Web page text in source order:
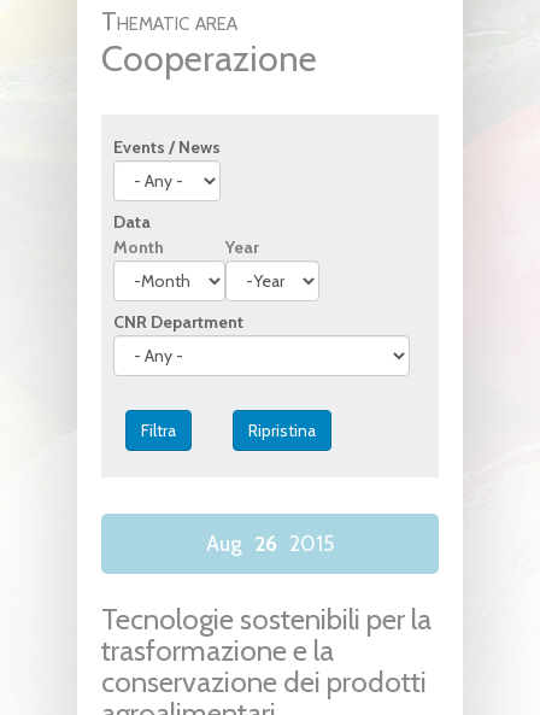
Thematic area
Cooperazione
Events / News
Data
Month
Year
CNR Department
Aug 26 2015
Tecnologie sostenibili per la
trasformazione e la
conservazione dei prodotti